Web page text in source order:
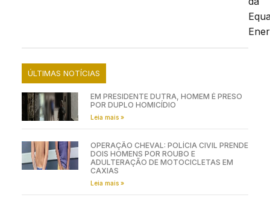
ÚLTIMAS NOTÍCIAS
EM PRESIDENTE DUTRA, HOMEM É PRESO
POR DUPLO HOMICÍDIO
Leia mais »
OPERAÇÃO CHEVAL: POLÍCIA CIVIL PRENDE
DOIS HOMENS POR ROUBO E
ADULTERAÇÃO DE MOTOCICLETAS EM
CAXIAS
Leia mais »